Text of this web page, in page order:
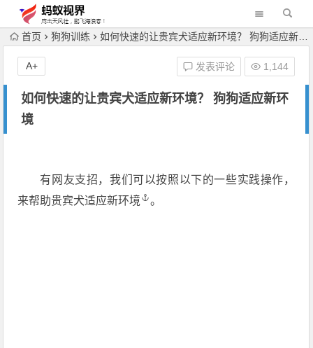
首页 狗狗训练 如何快速的让贵宾犬适应新环境？ 狗狗适应新环境
如何快速的让贵宾犬适应新环境？ 狗狗适应新环
境
发表评论 1,144
A+
有网友支招，我们可以按照以下的一些实践操作，
来帮助贵宾犬适应新环境 。